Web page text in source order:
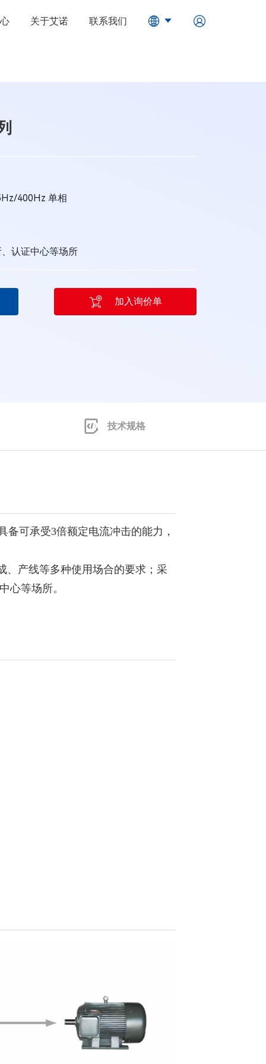
关于艾诺 联系我们
400Hz 单相
认证中心等场所
加入询价单
技术规格
可承受3倍额定电流冲击的能力，
产线等多种使用场合的要求；采
心等场所。